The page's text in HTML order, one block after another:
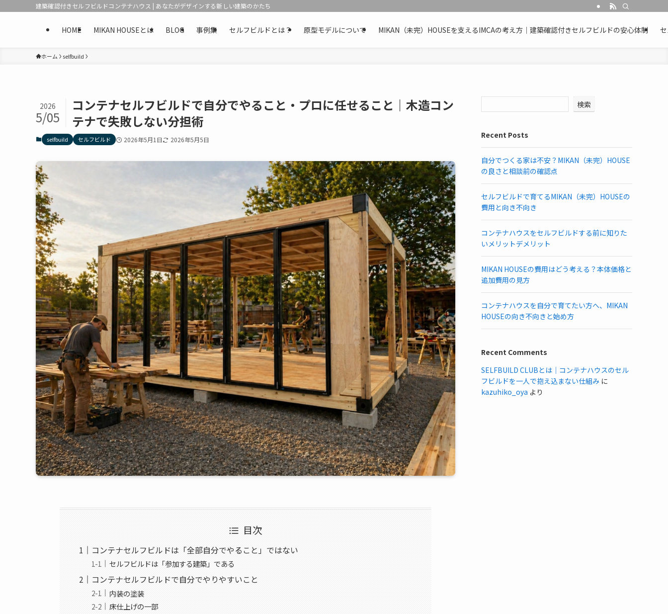
建築確認付きセルフビルドコンテナハウス | あなたがデザインする新しい建築のかたち
HOME MIKAN HOUSEとは BLOG 事例集 セルフビルドとは？ 原型モデルについて MIKAN（未完）HOUSEを支えるIMCAの考え方｜建築確認付きセルフビルドの安心体制
ホーム selfbuild
コンテナセルフビルドで自分でやること・プロに任せること｜木造コン
テナで失敗しない分担術
2026
5/05
selfbuild セルフビルド 2026年5月1日 2026年5月5日
目次
コンテナセルフビルドは「全部自分でやること」ではない
セルフビルドは「参加する建築」である
コンテナセルフビルドで自分でやりやすいこと
内装の塗装
床仕上げの一部
検索
Recent Posts
自分でつくる家は不安？MIKAN（未完）HOUSE
の良さと相談前の確認点
セルフビルドで育てるMIKAN（未完）HOUSEの
費用と向き不向き
コンテナハウスをセルフビルドする前に知りた
いメリットデメリット
MIKAN HOUSEの費用はどう考える？本体価格と
追加費用の見方
コンテナハウスを自分で育てたい方へ、MIKAN
HOUSEの向き不向きと始め方
Recent Comments
SELFBUILD CLUBとは｜コンテナハウスのセル
フビルドを一人で抱え込まない仕組み に
kazuhiko_oya より